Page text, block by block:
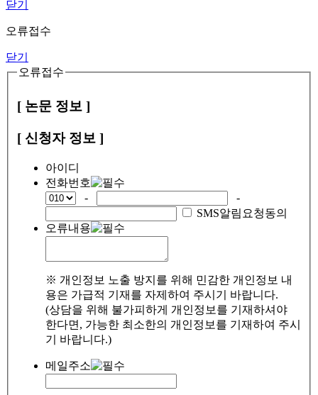
닫기
오류접수
닫기
오류접수
[ 논문 정보 ]
[ 신청자 정보 ]
아이디
전화번호
-
-
SMS알림요청동의
오류내용
※ 개인정보 노출 방지를 위해 민감한 개인정보 내
용은 가급적 기재를 자제하여 주시기 바랍니다.
(상담을 위해 불가피하게 개인정보를 기재하셔야
한다면, 가능한 최소한의 개인정보를 기재하여 주시
기 바랍니다.)
메일주소